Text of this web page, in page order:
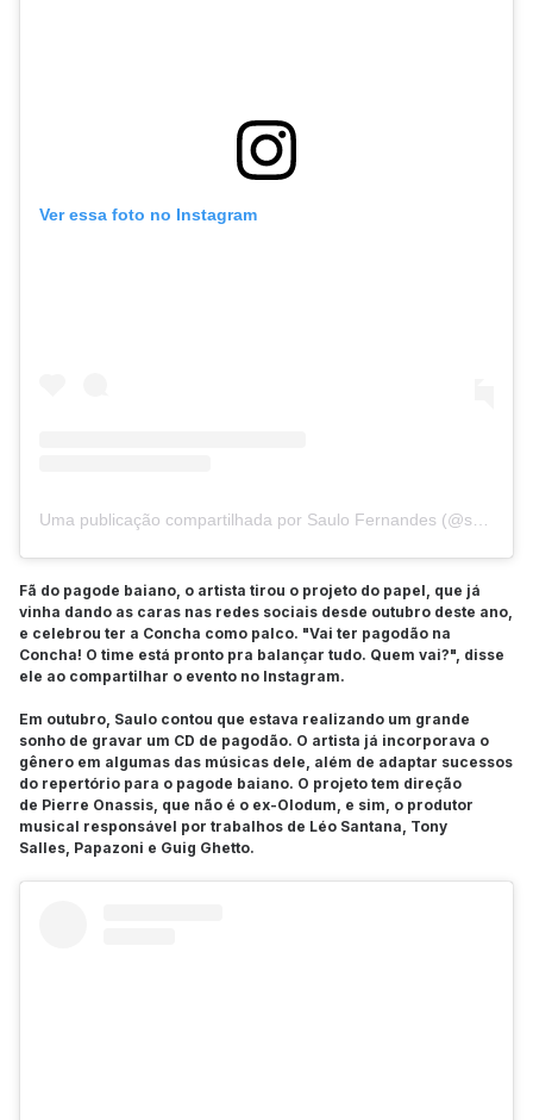
Ver essa foto no Instagram
Uma publicação compartilhada por Saulo Fernandes (@saulooficial)
Fã do pagode baiano, o artista tirou o projeto do papel, que já
vinha dando as caras nas redes sociais desde outubro deste ano,
e celebrou ter a Concha como palco. "Vai ter pagodão na
Concha! O time está pronto pra balançar tudo. Quem vai?", disse
ele ao compartilhar o evento no Instagram.
Em outubro, Saulo contou que estava realizando um grande
sonho de gravar um CD de pagodão. O artista já incorporava o
gênero em algumas das músicas dele, além de adaptar sucessos
do repertório para o pagode baiano. O projeto tem direção
de Pierre Onassis, que não é o ex-Olodum, e sim, o produtor
musical responsável por trabalhos de Léo Santana, Tony
Salles, Papazoni e Guig Ghetto.